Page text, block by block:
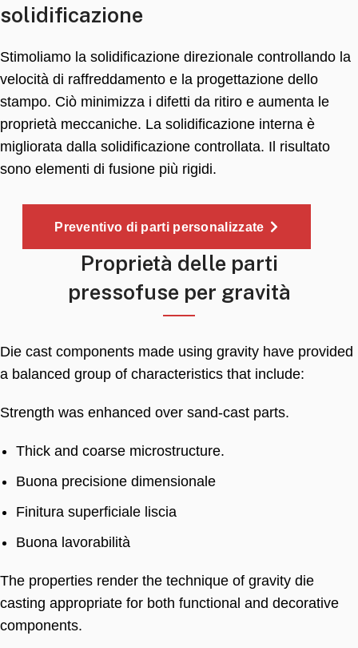
solidificazione
Stimoliamo la solidificazione direzionale controllando la
velocità di raffreddamento e la progettazione dello
stampo. Ciò minimizza i difetti da ritiro e aumenta le
proprietà meccaniche. La solidificazione interna è
migliorata dalla solidificazione controllata. Il risultato
sono elementi di fusione più rigidi.
Preventivo di parti personalizzate
Proprietà delle parti
pressofuse per gravità
Die cast components made using gravity have provided
a balanced group of characteristics that include:
Strength was enhanced over sand-cast parts.
Thick and coarse microstructure.
Buona precisione dimensionale
Finitura superficiale liscia
Buona lavorabilità
The properties render the technique of gravity die
casting appropriate for both functional and decorative
components.